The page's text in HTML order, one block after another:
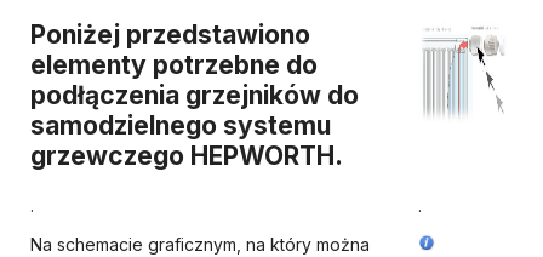
Poniżej przedstawiono
elementy potrzebne do
podłączenia grzejników do
samodzielnego systemu
grzewczego HEPWORTH.
.
Na schemacie graficznym, na który można
.